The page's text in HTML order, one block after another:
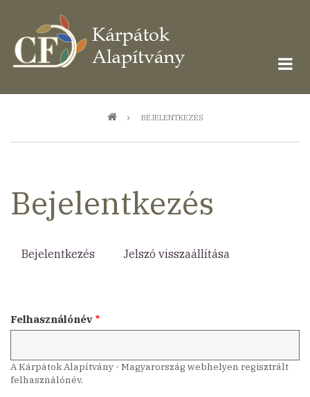
tartalomra
BEJELENTKEZÉS
Bejelentkezés
Bejelentkezés (aktívJelszó visszaállítása
Felhasználónév
A Kárpátok Alapítvány - Magyarország webhelyen regisztrált
felhasználónév.